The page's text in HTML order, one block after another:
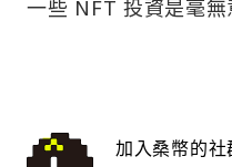
一些 NFT 投資是毫無
加入桑幣的